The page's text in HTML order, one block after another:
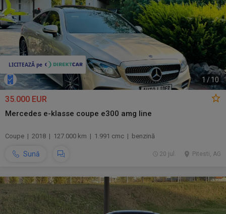
1 / 10
35.000 EUR
Mercedes e-klasse coupe e300 amg line
Coupe | 2018 | 127.000 km | 1.991 cmc | benzină
Sună Pitesti, AG
20 jul.